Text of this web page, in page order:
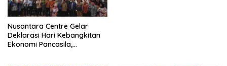
Nusantara Centre Gelar
Deklarasi Hari Kebangkitan
Ekonomi Pancasila,